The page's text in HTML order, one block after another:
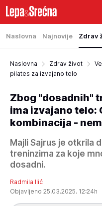
Naslovna Najnovije Zdrav
Naslovna Zdrav život
pilates za izvajano telo
Zbog "dosadnih"
ima izvajano telo:
kombinacija -
Majli Sajrus je otkrila
treninzima za koje
dosadni.
Radmila Ilić
Objavljeno 25.03.2025. 12:24h